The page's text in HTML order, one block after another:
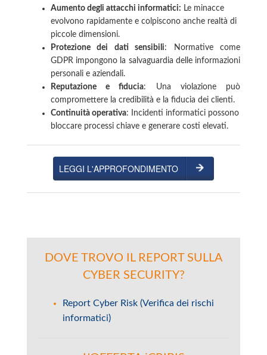
Aumento degli attacchi informatici: Le minacce
evolvono rapidamente e colpiscono anche realtà di
piccole dimensioni.
Protezione dei dati sensibili: Normative come
GDPR impongono la salvaguardia delle informazioni
personali e aziendali.
Reputazione e fiducia: Una violazione può
compromettere la credibilità e la fiducia dei clienti.
Continuità operativa: Incidenti informatici possono
bloccare processi chiave e generare costi elevati.
LEGGI L'APPROFONDIMENTO
DOVE TROVO IL REPORT SULLA
CYBER SECURITY?
Report Cyber Risk (Verifica dei rischi
informatici)